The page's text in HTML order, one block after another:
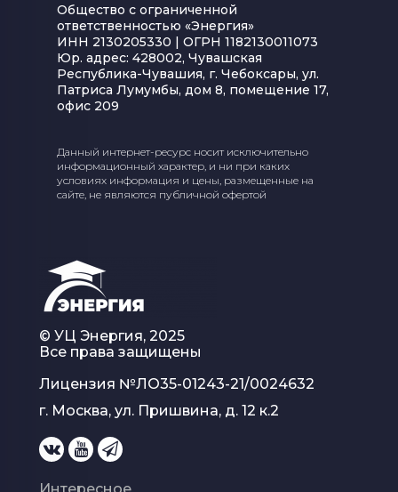
Общество с ограниченной
ответственностью «Энергия»
ИНН 2130205330 | ОГРН 1182130011073
Юр. адрес: 428002, Чувашская
Республика-Чувашия, г. Чебоксары, ул.
Патриса Лумумбы, дом 8, помещение 17,
офис 209
Данный интернет-ресурс носит исключительно
информационный характер, и ни при каких
условиях информация и цены, размещенные на
сайте, не являются публичной офертой
© УЦ Энергия, 2025
Все права защищены
Лицензия №ЛО35-01243-21/0024632
г. Москва, ул. Пришвина, д. 12 к.2